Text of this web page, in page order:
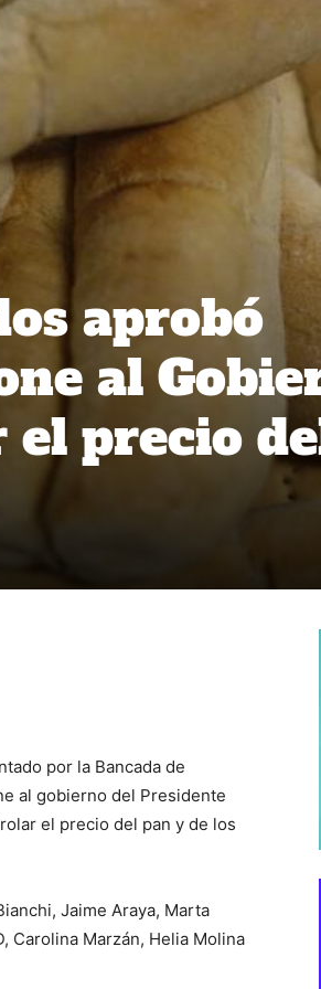
aprobó
al
el precio
por la Bancada de
al gobierno del Presidente
el precio del pan y de los
Jaime Araya, Marta
Carolina Marzán, Helia Molina